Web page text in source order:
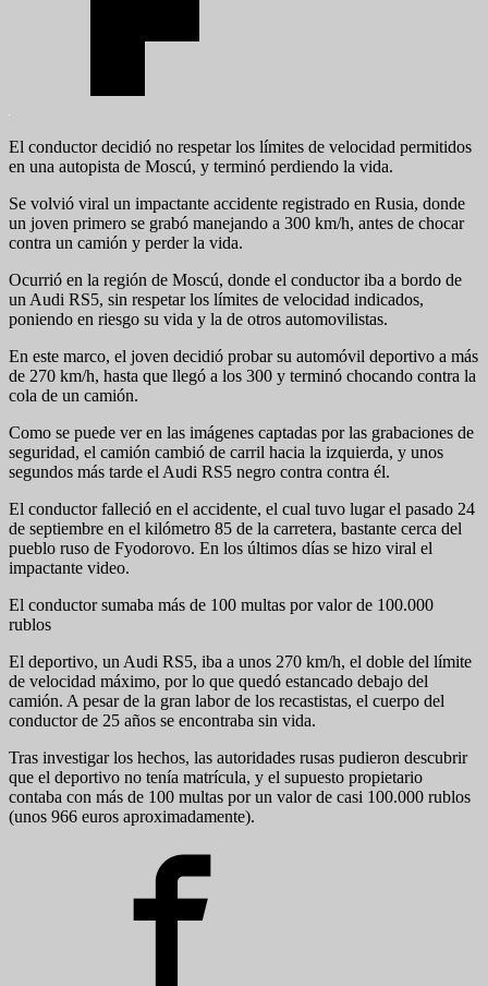
El conductor decidió no respetar los límites de velocidad permitidos
en una autopista de Moscú, y terminó perdiendo la vida.
Se volvió viral un impactante accidente registrado en Rusia, donde
un joven primero se grabó manejando a 300 km/h, antes de chocar
contra un camión y perder la vida.
Ocurrió en la región de Moscú, donde el conductor iba a bordo de
un Audi RS5, sin respetar los límites de velocidad indicados,
poniendo en riesgo su vida y la de otros automovilistas.
En este marco, el joven decidió probar su automóvil deportivo a más
de 270 km/h, hasta que llegó a los 300 y terminó chocando contra la
cola de un camión.
Como se puede ver en las imágenes captadas por las grabaciones de
seguridad, el camión cambió de carril hacia la izquierda, y unos
segundos más tarde el Audi RS5 negro contra contra él.
El conductor falleció en el accidente, el cual tuvo lugar el pasado 24
de septiembre en el kilómetro 85 de la carretera, bastante cerca del
pueblo ruso de Fyodorovo. En los últimos días se hizo viral el
impactante video.
El conductor sumaba más de 100 multas por valor de 100.000
rublos
El deportivo, un Audi RS5, iba a unos 270 km/h, el doble del límite
de velocidad máximo, por lo que quedó estancado debajo del
camión. A pesar de la gran labor de los recastistas, el cuerpo del
conductor de 25 años se encontraba sin vida.
Tras investigar los hechos, las autoridades rusas pudieron descubrir
que el deportivo no tenía matrícula, y el supuesto propietario
contaba con más de 100 multas por un valor de casi 100.000 rublos
(unos 966 euros aproximadamente).